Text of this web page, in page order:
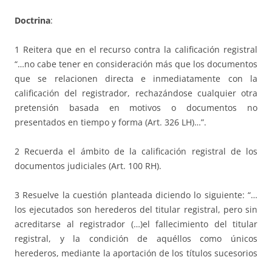
Doctrina:
1 Reitera que en el recurso contra la calificación registral
“…no cabe tener en consideración más que los documentos
que se relacionen directa e inmediatamente con la
calificación del registrador, rechazándose cualquier otra
pretensión basada en motivos o documentos no
presentados en tiempo y forma (Art. 326 LH)…”.
2 Recuerda el ámbito de la calificación registral de los
documentos judiciales (Art. 100 RH).
3 Resuelve la cuestión planteada diciendo lo siguiente: “…
los ejecutados son herederos del titular registral, pero sin
acreditarse al registrador (…)el fallecimiento del titular
registral, y la condición de aquéllos como únicos
herederos, mediante la aportación de los títulos sucesorios